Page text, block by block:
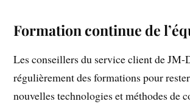
Formation continue de
Les conseillers du service client de JM-
régulièrement des formations pour
nouvelles technologies et méthodes de